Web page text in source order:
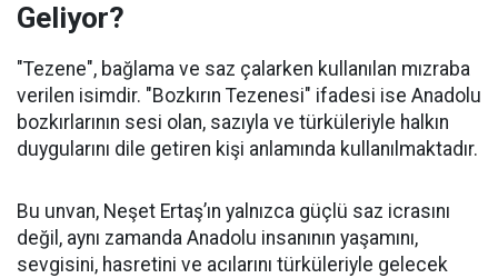
Geliyor?
"Tezene", bağlama ve saz çalarken kullanılan mızraba
verilen isimdir. "Bozkırın Tezenesi" ifadesi ise Anadolu
bozkırlarının sesi olan, sazıyla ve türküleriyle halkın
duygularını dile getiren kişi anlamında kullanılmaktadır.
Bu unvan, Neşet Ertaş’ın yalnızca güçlü saz icrasını
değil, aynı zamanda Anadolu insanının yaşamını,
sevgisini, hasretini ve acılarını türküleriyle gelecek